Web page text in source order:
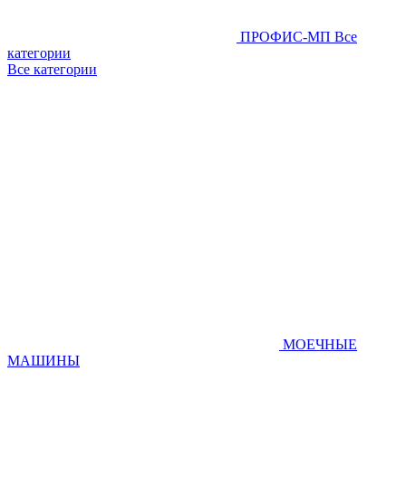
ПРОФИС-МП Все
категории
Все категории
МОЕЧНЫЕ
МАШИНЫ